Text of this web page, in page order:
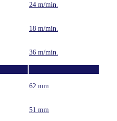
24 m/min.
18 m/min.
36 m/min.
62 mm
51 mm